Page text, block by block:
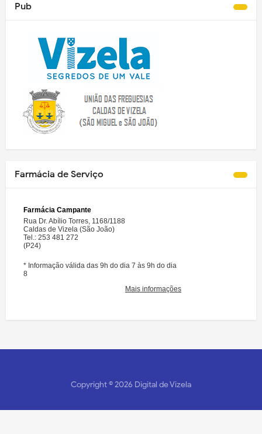
Pub
Farmácia de Serviço
Copyright ©2026 Digital de Vizela